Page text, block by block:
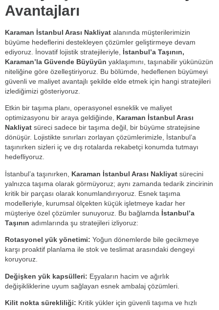
Avantajları
Karaman İstanbul Arası Nakliyat alanında müşterilerimizin
büyüme hedeflerini destekleyen çözümler geliştirmeye devam
ediyoruz. İnovatif lojistik stratejileriyle, İstanbul’a Taşının,
Karaman’la Güvende Büyüyün yaklaşımını, taşınabilir yükünüzün
niteliğine göre özelleştiriyoruz. Bu bölümde, hedeflenen büyümeyi
güvenli ve maliyet avantajlı şekilde elde etmek için hangi stratejileri
izlediğimizi gösteriyoruz.
Etkin bir taşıma planı, operasyonel esneklik ve maliyet
optimizasyonu bir araya geldiğinde, Karaman İstanbul Arası
Nakliyat süreci sadece bir taşıma değil, bir büyüme stratejisine
dönüşür. Lojistikte sınırları zorlayan çözümlerimizle, İstanbul’a
taşınırken sizleri iç ve dış rotalarda rekabetçi konumda tutmayı
hedefliyoruz.
İstanbul’a taşınırken, Karaman İstanbul Arası Nakliyat sürecini
yalnızca taşıma olarak görmüyoruz; aynı zamanda tedarik zincirinin
kritik bir parçası olarak konumlandırıyoruz. Esnek taşıma
modelleriyle, kurumsal ölçekten küçük işletmeye kadar her
müşteriye özel çözümler sunuyoruz. Bu bağlamda İstanbul’a
Taşının adımlarında şu stratejileri izliyoruz:
Rotasyonel yük yönetimi: Yoğun dönemlerde bile gecikmeye
karşı proaktif planlama ile stok ve teslimat arasındaki dengeyi
koruyoruz.
Değişken yük kapsülleri: Eşyaların hacim ve ağırlık
değişikliklerine uyum sağlayan esnek ambalaj çözümleri.
Kilit nokta sürekliliği: Kritik yükler için güvenli taşıma ve hızlı